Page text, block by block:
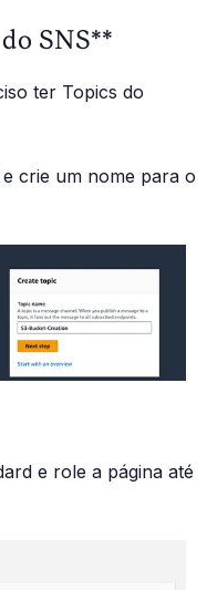
SNS**
ter Topics do
e crie um nome para o
e role a página até